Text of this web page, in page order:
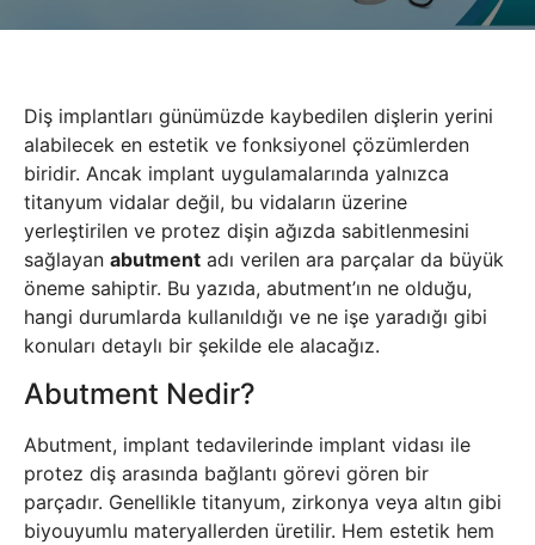
Diş implantları günümüzde kaybedilen dişlerin yerini
alabilecek en estetik ve fonksiyonel çözümlerden
biridir. Ancak implant uygulamalarında yalnızca
titanyum vidalar değil, bu vidaların üzerine
yerleştirilen ve protez dişin ağızda sabitlenmesini
sağlayan abutment adı verilen ara parçalar da büyük
öneme sahiptir. Bu yazıda, abutment’ın ne olduğu,
hangi durumlarda kullanıldığı ve ne işe yaradığı gibi
konuları detaylı bir şekilde ele alacağız.
Abutment Nedir?
Abutment, implant tedavilerinde implant vidası ile
protez diş arasında bağlantı görevi gören bir
parçadır. Genellikle titanyum, zirkonya veya altın gibi
biyouyumlu materyallerden üretilir. Hem estetik hem